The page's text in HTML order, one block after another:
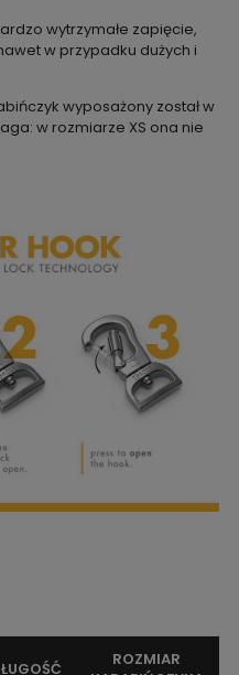
wytrzymałe zapięcie,
w przypadku dużych i
wyposażony został w
w rozmiarze XS ona nie
ROZMIAR